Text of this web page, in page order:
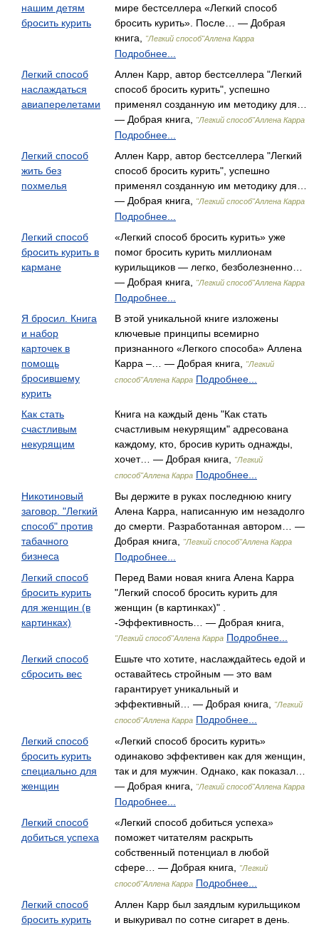
нашим детям
бросить курить
мире бестселлера «Легкий способ
бросить курить». После… — Добрая
книга,
"Легкий способ"Аллена Карра
Подробнее...
Легкий способ
наслаждаться
авиаперелетами
Аллен Карр, автор бестселлера "Легкий
способ бросить курить", успешно
применял созданную им методику для…
— Добрая книга,
"Легкий способ"Аллена Карра
Подробнее...
Легкий способ
жить без
похмелья
Аллен Карр, автор бестселлера "Легкий
способ бросить курить", успешно
применял созданную им методику для…
— Добрая книга,
"Легкий способ"Аллена Карра
Подробнее...
Легкий способ
бросить курить в
кармане
«Легкий способ бросить курить» уже
помог бросить курить миллионам
курильщиков — легко, безболезненно…
— Добрая книга,
"Легкий способ"Аллена Карра
Подробнее...
Я бросил. Книга
и набор
карточек в
помощь
бросившему
курить
В этой уникальной книге изложены
ключевые принципы всемирно
признанного «Легкого способа» Аллена
Карра –… — Добрая книга,
"Легкий
способ"Аллена Карра Подробнее...
Как стать
счастливым
некурящим
Книга на каждый день "Как стать
счастливым некурящим" адресована
каждому, кто, бросив курить однажды,
хочет… — Добрая книга,
"Легкий
способ"Аллена Карра Подробнее...
Никотиновый
заговор. "Легкий
способ" против
табачного
бизнеса
Вы держите в руках последнюю книгу
Алена Карра, написанную им незадолго
до смерти. Разработанная автором… —
Добрая книга,
"Легкий способ"Аллена Карра
Подробнее...
Легкий способ
бросить курить
для женщин (в
картинках)
Перед Вами новая книга Алена Карра
"Легкий способ бросить курить для
женщин (в картинках)" .
-Эффективность… — Добрая книга,
"Легкий способ"Аллена Карра Подробнее...
Легкий способ
сбросить вес
Ешьте что хотите, наслаждайтесь едой и
оставайтесь стройным — это вам
гарантирует уникальный и
эффективный… — Добрая книга,
"Легкий
способ"Аллена Карра Подробнее...
Легкий способ
бросить курить
специально для
женщин
«Легкий способ бросить курить»
одинаково эффективен как для женщин,
так и для мужчин. Однако, как показал…
— Добрая книга,
"Легкий способ"Аллена Карра
Подробнее...
Легкий способ
добиться успеха
«Легкий способ добиться успеха»
поможет читателям раскрыть
собственный потенциал в любой
сфере… — Добрая книга,
"Легкий
способ"Аллена Карра Подробнее...
Легкий способ
бросить курить
Аллен Карр был заядлым курильщиком
и выкуривал по сотне сигарет в день.